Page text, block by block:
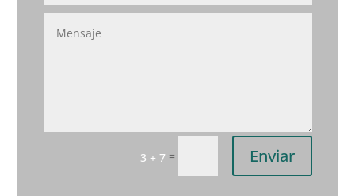
3 + 7= Enviar